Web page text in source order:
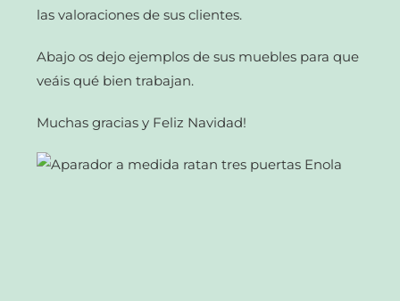
las valoraciones de sus clientes.
Abajo os dejo ejemplos de sus muebles para que
veáis qué bien trabajan.
Muchas gracias y Feliz Navidad!